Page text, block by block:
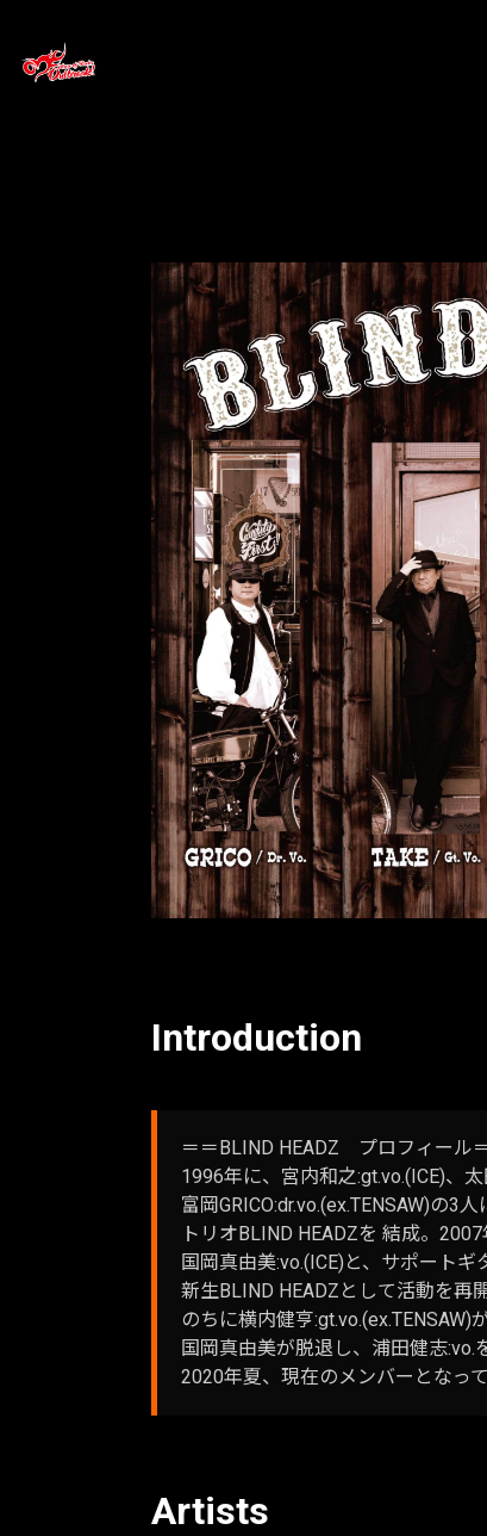
Introduction
＝＝BLIND HEADZ プロフィール
1996年に、宮内和之:gt.vo.(ICE)、太
富岡GRICO:dr.vo.(ex.TENSAW)の3
トリオBLIND HEADZを 結成。
国岡真由美:vo.(ICE)と、サポート
新生BLIND HEADZとして活動を再開
のちに横内健亨:gt.vo.(ex.TENSAW)
国岡真由美が脱退し、浦田健志:vo.
2020年夏、現在のメンバーとなっ
Artists